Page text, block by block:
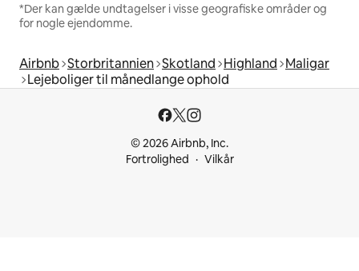
*Der kan gælde undtagelser i visse geografiske områder og
for nogle ejendomme.
Airbnb Storbritannien Skotland Highland Maligar
Lejeboliger til månedlange ophold
© 2026 Airbnb, Inc.
Fortrolighed
Vilkår